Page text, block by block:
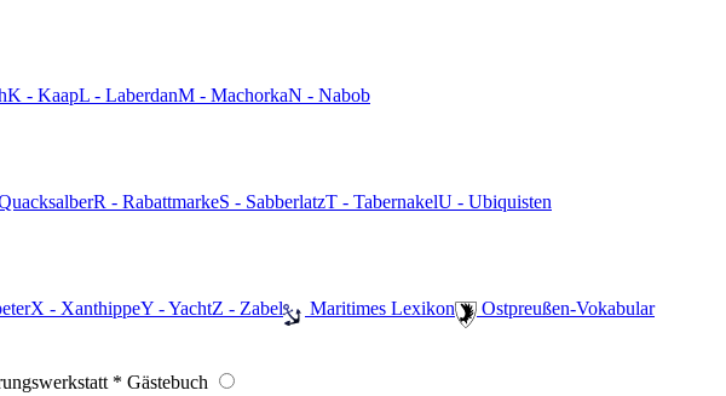
K - KaapL - LaberdanM - MachorkaN - Nabob
R - RabattmarkeS - SabberlatzT - TabernakelU - Ubiquisten
X - XanthippeY - YachtZ - Zabel ️ Maritimes Lexikon ️ Ostpreußen-Vokabular
* Gästebuch